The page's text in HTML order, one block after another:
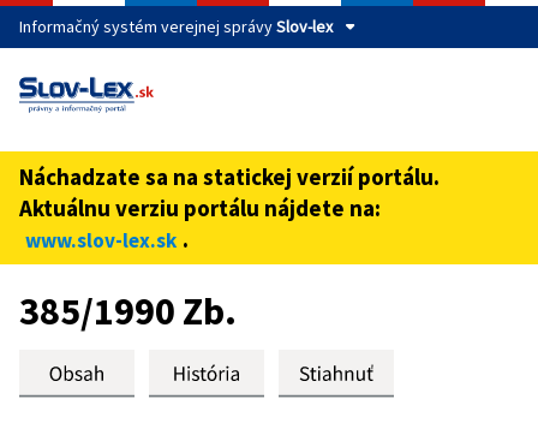
Informačný systém verejnej správySlov-lex
Táto stránka je zabezpečená
cez zabezpečenú webovú stránku verejnej správy SR.
Zabezpečená stránka vždy začína https:// pred názvom
domény webového sídla.
Náchadzate sa na statickej verzií portálu.
Aktuálnu verziu portálu nájdete na:
www.slov-lex.sk .
Preskoč na obsah
385/1990 Zb.